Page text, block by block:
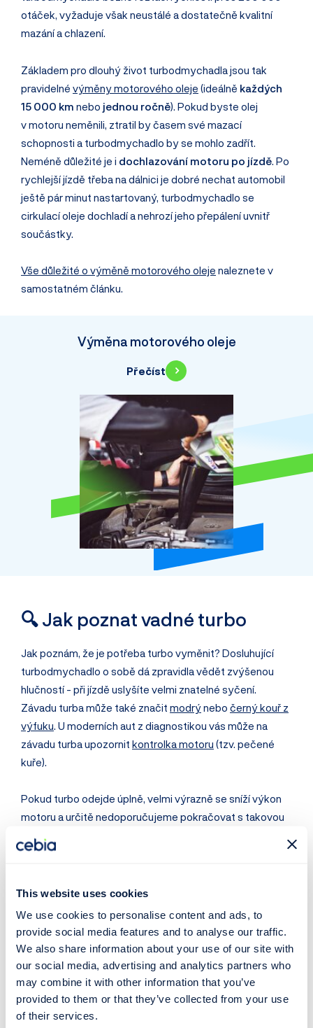
This website uses cookies
We use cookies to personalise content and ads, to
provide social media features and to analyse our traffic.
We also share information about your use of our site with
our social media, advertising and analytics partners who
may combine it with other information that you’ve
provided to them or that they’ve collected from your use
of their services.
otáček, vyžaduje však neustálé a dostatečně kvalitní
mazání a chlazení.
Základem pro dlouhý život turbodmychadla jsou tak
pravidelné výměny motorového oleje (ideálně každých
15 000 km nebo jednou ročně). Pokud byste olej
v motoru neměnili, ztratil by časem své mazací
schopnosti a turbodmychadlo by se mohlo zadřít.
Neméně důležité je i dochlazování motoru po jízdě. Po
rychlejší jízdě třeba na dálnici je dobré nechat automobil
ještě pár minut nastartovaný, turbodmychadlo se
cirkulací oleje dochladí a nehrozí jeho přepálení uvnitř
součástky.
Vše důležité o výměně motorového oleje naleznete v
samostatném článku.
Výměna motorového oleje
Přečíst
🔍 Jak poznat vadné turbo
Jak poznám, že je potřeba turbo vyměnit? Dosluhující
turbodmychadlo o sobě dá zpravidla vědět zvýšenou
hlučností - při jízdě uslyšíte velmi znatelné syčení.
Závadu turba může také značit modrýnebo černý kouř z
výfuku. U moderních aut z diagnostikou vás může na
závadu turba upozornit kontrolka motoru (tzv. pečené
kuře).
Pokud turbo odejde úplně, velmi výrazně se sníží výkon
motoru a určitě nedoporučujeme pokračovat s takovou
závadou v jízdě.
nacca 14 000 Kč
nižší životnost.
Výhody a nevýhody
turbodmychadla
Puristé a fanoušci sportovní jízdy vždy raději sáhnou po
autě s atmosférickým motorem. Běžným řidičům však